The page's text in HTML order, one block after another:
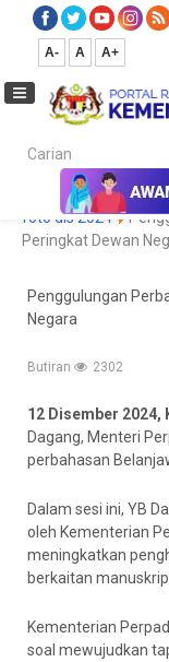
A- A A+
Carian...
Laman Utama
foto dis 2024
Peringkat Dewan
Penggulungan
Negara
Butiran 2302
12 Disember 2024,
Dagang, Menteri
perbahasan
Dalam sesi ini, YB
oleh Kementerian
meningkatkan
berkaitan manuskrip
Kementerian
soal mewujudkan